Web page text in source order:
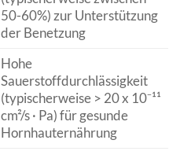
50-60%) zur Unterstützung
der Benetzung
Hohe
Sauerstoffdurchlässigkeit
(typischerweise > 20 x 10⁻¹¹
cm²/s · Pa) für gesunde
Hornhauternährung